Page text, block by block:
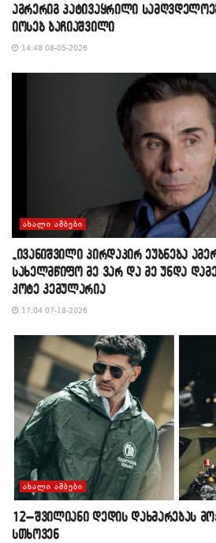
აგრერიგ პატივაყრილი
იოსებ ბაჩიაშვილი
14:48 08-05-2026
ᲐᲮᲐᲚᲘ ᲐᲛᲑᲔᲑᲘ
„ივანიშვილი პირდაპირ ეუბნება
სახელმწიფო მე ვარ და მე უნდა
კოტე კემულარია
17:04 07-18-2026
ᲐᲮᲐᲚᲘ ᲐᲛᲑᲔᲑᲘ
12–შვილიანი დედის დახმარებას
სთხოვენ